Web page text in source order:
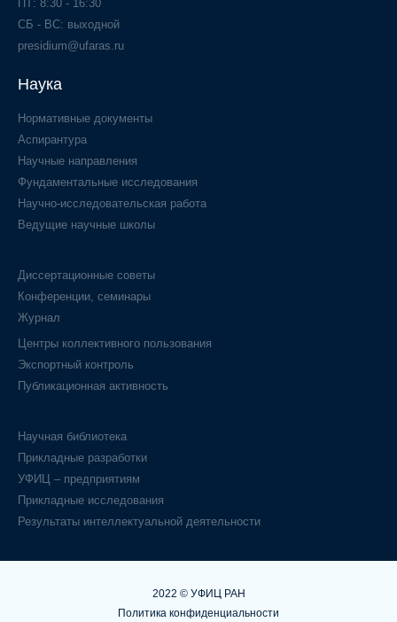
ПТ: 8:30 - 16:30
СБ - ВС: выходной
presidium@ufaras.ru
Наука
Нормативные документы
Аспирантура
Научные направления
Фундаментальные исследования
Научно-исследовательская работа
Ведущие научные школы
Диссертационные советы
Конференции, семинары
Журнал
Центры коллективного пользования
Экспортный контроль
Публикационная активность
Научная библиотека
Прикладные разработки
УФИЦ – предприятиям
Прикладные исследования
Результаты интеллектуальной деятельности
2022 © УФИЦ РАН
Политика конфиденциальности